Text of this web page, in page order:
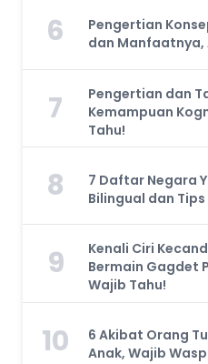
6
Pengertian
dan Manfaatnya,
7
Pengertian dan
Kemampuan
Tahu!
8
7 Daftar Negara
Bilingual dan
9
Kenali Ciri
Bermain Gagdet
Wajib Tahu!
10
6 Akibat Orang
Anak, Wajib